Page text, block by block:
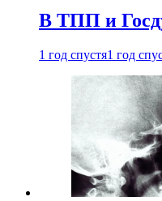
В ТПП и
1 год спустя1 год